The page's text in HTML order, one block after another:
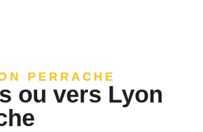
PERRACHE
ou vers Lyon